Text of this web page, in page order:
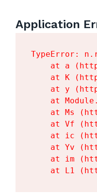
Application
TypeError:
at a
at K
at y
at
at Ms
at Vf
at ic
at Yv
at im
at L1